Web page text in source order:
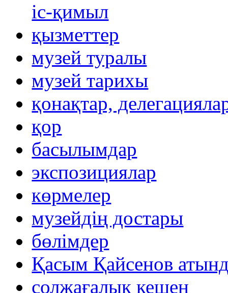
іс-қимыл
қызметтер
музей туралы
музей тарихы
қонақтар,
қор
басылымдар
экспозициялар
көрмелер
музейдің достары
бөлімдер
Қасым Қайсенов
солжағалық кешен